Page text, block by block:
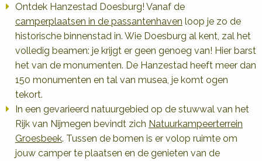
Ontdek Hanzestad Doesburg! Vanaf de
camperplaatsen in de passantenhaven loop je zo de
historische binnenstad in. Wie Doesburg al kent, zal het
volledig beamen: je krijgt er geen genoeg van! Hier barst
het van de monumenten. De Hanzestad heeft meer dan
150 monumenten en tal van musea, je komt ogen
tekort.
In een gevarieerd natuurgebied op de stuwwal van het
Rijk van Nijmegen bevindt zich Natuurkampeerterrein
Groesbeek. Tussen de bomen is er volop ruimte om
jouw camper te plaatsen en de genieten van de